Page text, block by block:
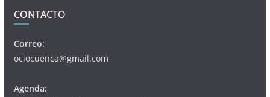
CONTACTO
Correo:
ociocuenca@gmail.com
Agenda: